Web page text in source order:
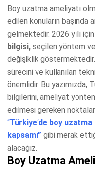
Boy uzatma ameliyatı
edilen konuların başında
gelmektedir. 2026 yılı için
bilgisi, seçilen yöntem
değişiklik
sürecini ve kullanılan
önemlidir. Bu yazımızda,
bilgilerini, ameliyat
edilmesi gereken
“Türkiye’de boy
kapsamı” gibi merak
alacağız.
Boy Uzatma